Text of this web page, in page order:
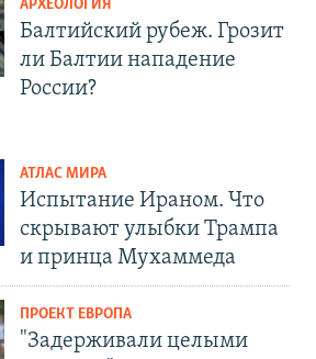
АРХЕОЛОГИЯ
Балтийский рубеж. Грозит
ли Балтии нападение
России?
АТЛАС МИРА
Испытание Ираном. Что
скрывают улыбки Трампа
и принца Мухаммеда
ПРОЕКТ ЕВРОПА
"Задерживали целыми